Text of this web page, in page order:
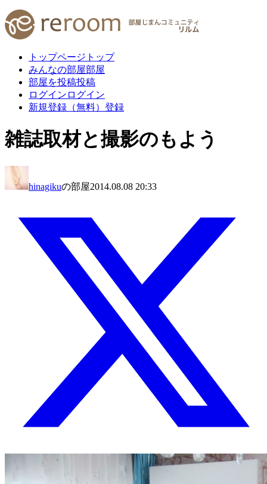
トップページ トップ
みんなの部屋部屋
部屋を投稿投稿
ログイン ログイン
新規登録（無料） 登録
雑誌取材と撮影のもよう
hinagikuの部屋2014.08.08 20:33